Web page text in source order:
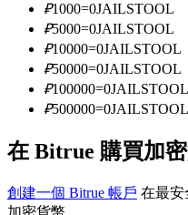
包含交易情況等的大數
₽1000=0JAILSTOOL
₽5000=0JAILSTOOL
₽10000=0JAILSTOOL
₽50000=0JAILSTOOL
₽100000=0JAILSTOOL
₽500000=0JAILSTOOL
在 Bitrue 購買加
創建一個 Bitrue 帳戶 在最安